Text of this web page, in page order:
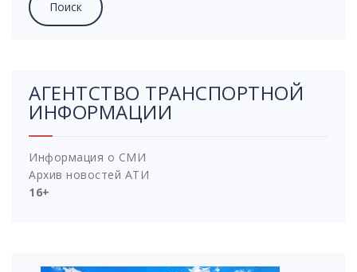
АГЕНТСТВО ТРАНСПОРТНОЙ
ИНФОРМАЦИИ
Информация о СМИ
Архив новостей АТИ
16+